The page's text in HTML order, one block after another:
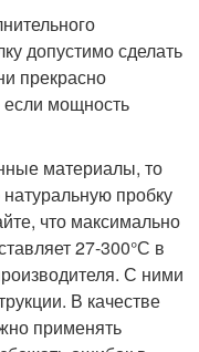
допустимо сделать
прекрасно
мощность
материалы, то
пробку
что максимально
27-300°С в
С ними
В качестве
применять